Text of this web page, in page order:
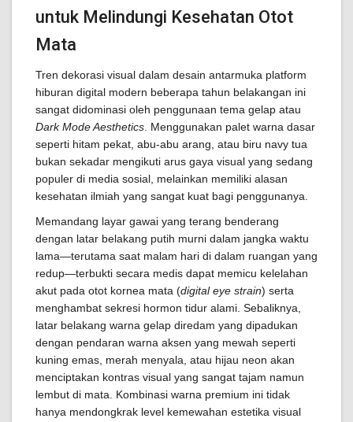
untuk Melindungi Kesehatan Otot
Mata
Tren dekorasi visual dalam desain antarmuka platform
hiburan digital modern beberapa tahun belakangan ini
sangat didominasi oleh penggunaan tema gelap atau
Dark Mode Aesthetics . Menggunakan palet warna dasar
seperti hitam pekat, abu-abu arang, atau biru navy tua
bukan sekadar mengikuti arus gaya visual yang sedang
populer di media sosial, melainkan memiliki alasan
kesehatan ilmiah yang sangat kuat bagi penggunanya.
Memandang layar gawai yang terang benderang
dengan latar belakang putih murni dalam jangka waktu
lama—terutama saat malam hari di dalam ruangan yang
redup—terbukti secara medis dapat memicu kelelahan
akut pada otot kornea mata (digital eye strain) serta
menghambat sekresi hormon tidur alami. Sebaliknya,
latar belakang warna gelap diredam yang dipadukan
dengan pendaran warna aksen yang mewah seperti
kuning emas, merah menyala, atau hijau neon akan
menciptakan kontras visual yang sangat tajam namun
lembut di mata. Kombinasi warna premium ini tidak
hanya mendongkrak level kemewahan estetika visual